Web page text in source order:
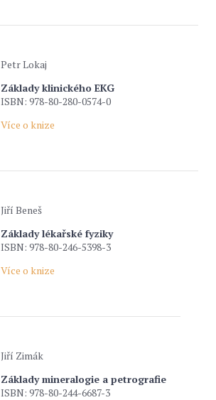
Petr Lokaj
Základy klinického EKG
ISBN: 978-80-280-0574-0
Více o knize
Jiří Beneš
Základy lékařské fyziky
ISBN: 978-80-246-5398-3
Více o knize
Jiří Zimák
Základy mineralogie a petrografie
ISBN: 978-80-244-6687-3